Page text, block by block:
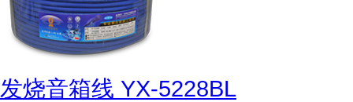
发烧音箱线 YX-5228BL